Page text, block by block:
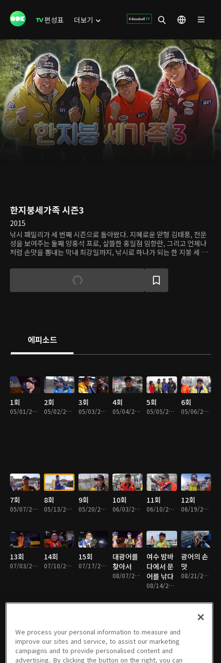
편성표 더보기
한지붕세가족 시즌3
2015
낚시 패밀리가 세 번째 시즌으로 돌아왔다. 지혜로운 맏형 김태풍, 전문
성을 보여주는 둘째 양홍석 프로, 살뜰한 홍일점 임향란, 그리고 언제나
처럼 손맛을 뽐내는 막내 최강일까지, 낚시로 하나가 되는 한 지붕 세 가
에피소드
1회
05/01/2015 • 24분
2회
05/02/2015 • 24분
3회
05/03/2015 • 24분
4회
05/04/2015 • 24분
5회
05/05/2015 • 24분
6회
05/06/2015 • 23분
7회
05/07/2015 • 23분
8회
05/13/2015 • 23분
9회
05/20/2015 • 23분
10회
06/03/2015 • 23분
11회
06/10/2015 • 23분
12회
06/19/2015 • 23분
13회
07/03/2015 • 23분
14회
07/10/2015 • 23분
15회
07/17/2015 • 23분
대광어를
찾아서
08/07/2015 • 23분
여수 밤바
다에서 문
어를 낚다
08/14/2015 • 23분
광어의 손
맛
08/21/2015 • 23분
바다의 전
차를 낚다
09/11/2015 • 23분
겨울맞이
힐링 손맛
을 만나다
누가 쭈신
이 되었나
10/02/2015 • 23분
외수질 낚
시로 펼치
는 대단한
밤의 은빛
출렁임
10/16/2015 • 23분
We process your personal information to measure and
improve our sites and service, to assist our marketing
campaigns and to provide personalised content and
advertising. By clicking the button on the right, you can